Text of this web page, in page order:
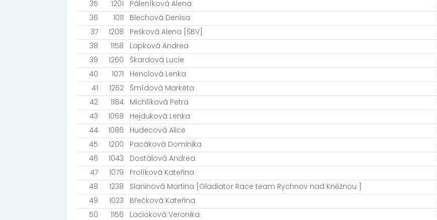
35
1201 Páleníková Alena
36
1011 Blechová Denisa
37
1208 Pešková Alena [ŠBV]
38
1158 Lapková Andrea
39
1260 Škardová Lucie
40
1071 Henclová Lenka
41
1262 Šmídová Markéta
42
1184 Michlíková Petra
43
1068 Hejduková Lenka
44
1086 Hudecová Alice
45
1200 Pacáková Dominika
46
1043 Dostálová Andrea
47
1079 Frolíková Kateřina
48
1238 Slaninová Martina [Gladiator Race team Rychnov nad Kněžnou ]
49
1023 Břečková Kateřina
50
1156 Lacioková Veronika